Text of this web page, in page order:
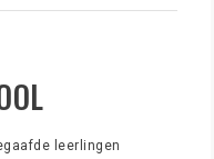
leerlingen